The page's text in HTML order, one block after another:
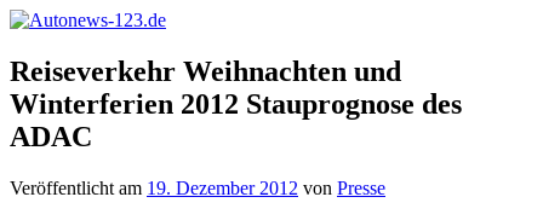
Zum
springen
Autonews-
123.de
Autonews
mit
Charme
Reiseverkehr Weihnachten und
Winterferien 2012 Stauprognose des
ADAC
Veröffentlicht am 19. Dezember 2012 von Presse